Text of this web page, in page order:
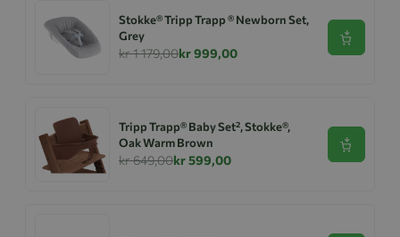
Stokke® Tripp Trapp ® Newborn Set,
Grey
kr 1 179,00kr 999,00
Se
Tripp Trapp® Baby Set², Stokke®,
Oak Warm Brown
kr 649,00kr 599,00
Se